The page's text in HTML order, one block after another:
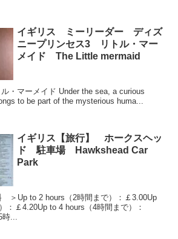
イギリス ミーリーダー ディズ
ニープリンセス3 リトル・マー
メイド The Little mermaid
・マーメイド Under the sea, a curious
to be part of the mysterious huma...
イギリス【旅行】 ホークスヘッ
ド 駐車場 Hawkshead Car
Park
Up to 2 hours（2時間まで）：￡3.00Up
：￡4.20Up to 4 hours（4時間まで）：
...